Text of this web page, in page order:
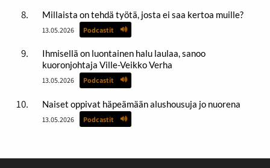
Millaista on tehdä työtä, josta ei saa kertoa muille?
13.05.2026 Podcastit
Ihmisellä on luontainen halu laulaa, sanoo
kuoronjohtaja Ville-Veikko Verha
13.05.2026 Podcastit
Naiset oppivat häpeämään alushousuja jo nuorena
13.05.2026 Podcastit